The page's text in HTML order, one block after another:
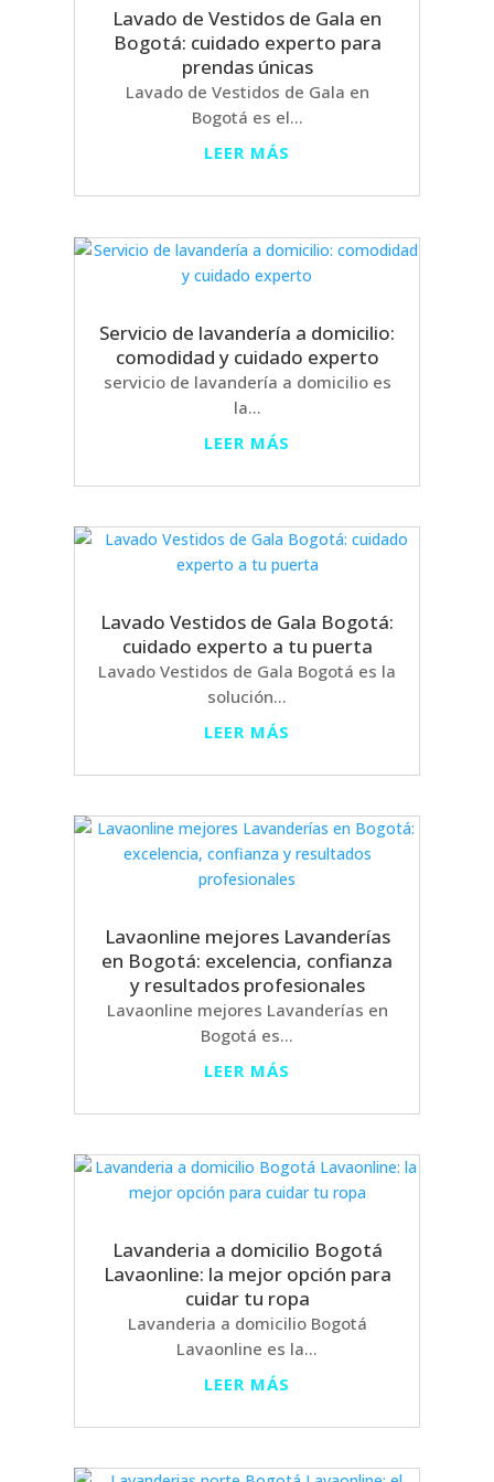
Lavado de Vestidos de Gala en
Bogotá: cuidado experto para
prendas únicas
Lavado de Vestidos de Gala en
Bogotá es el...
LEER MÁS
Servicio de lavandería a domicilio:
comodidad y cuidado experto
servicio de lavandería a domicilio es
la...
LEER MÁS
Lavado Vestidos de Gala Bogotá:
cuidado experto a tu puerta
Lavado Vestidos de Gala Bogotá es la
solución...
LEER MÁS
Lavaonline mejores Lavanderías
en Bogotá: excelencia, confianza
y resultados profesionales
Lavaonline mejores Lavanderías en
Bogotá es...
LEER MÁS
Lavanderia a domicilio Bogotá
Lavaonline: la mejor opción para
cuidar tu ropa
Lavanderia a domicilio Bogotá
Lavaonline es la...
LEER MÁS